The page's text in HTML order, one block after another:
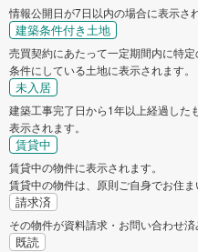
情報公開日が7日以内の場合に表示され
建築条件付き土地
売買契約にあたって一定期間内に特
条件にしている土地に表示されます。
未入居
建築工事完了日から1年以上経過した
表示されます。
賃貸中
賃貸中の物件に表示されます。
賃貸中の物件は、原則ご自身でお住ま
請求済
その物件が資料請求・お問い合わせ済
既読